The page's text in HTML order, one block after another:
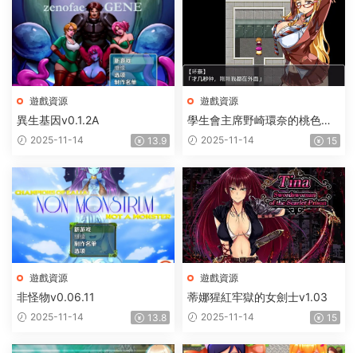
遊戲資源
異生基因v0.1.2A
2025-11-14 13.9
遊戲資源
學生會主席野崎環奈的桃色煩
惱 2025-11-14 15
遊戲資源
非怪物v0.06.11
2025-11-14 13.8
遊戲資源
蒂娜猩紅牢獄的女劍士v1.03
2025-11-14 15